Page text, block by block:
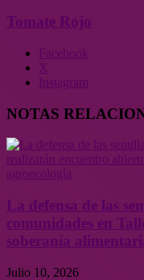
Tomate Rojo
Facebook
X
Instagram
NOTAS
La defensa de las
comunidades en
soberanía
Julio 10, 2026